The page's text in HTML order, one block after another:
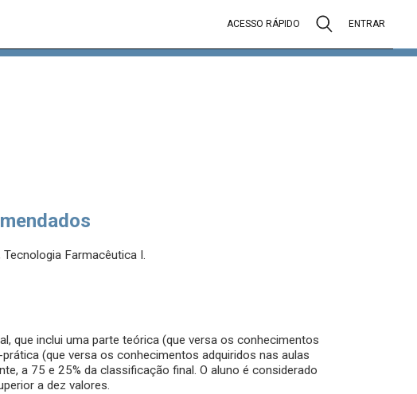
ACESSO RÁPIDO ENTRAR
Tecnologia Farmacêutica I.
que inclui uma parte teórica (que versa os conhecimentos
(que versa os conhecimentos adquiridos nas aulas
a 75 e 25% da classificação final. O aluno é considerado
a dez valores.